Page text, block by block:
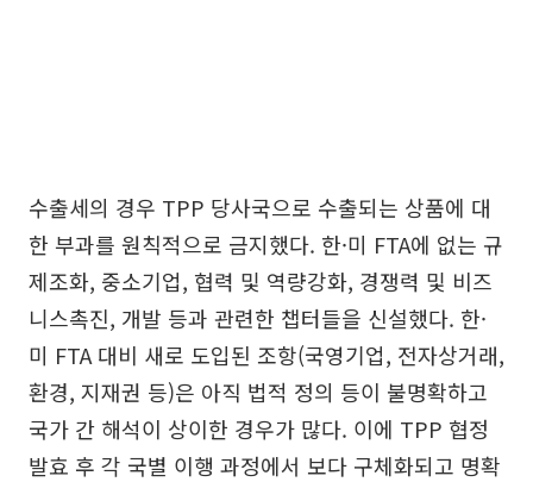
수출세의 경우 TPP 당사국으로 수출되는 상품에 대
한 부과를 원칙적으로 금지했다. 한·미 FTA에 없는 규
제조화, 중소기업, 협력 및 역량강화, 경쟁력 및 비즈
니스촉진, 개발 등과 관련한 챕터들을 신설했다. 한·
미 FTA 대비 새로 도입된 조항(국영기업, 전자상거래,
환경, 지재권 등)은 아직 법적 정의 등이 불명확하고
국가 간 해석이 상이한 경우가 많다. 이에 TPP 협정
발효 후 각 국별 이행 과정에서 보다 구체화되고 명확